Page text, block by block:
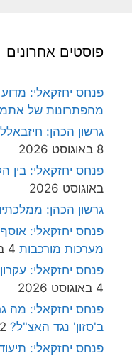
פוסטים אחרונים
פנחס יחזקאלי:
מהפתרונות של
גרשון הכהן:
8 באוגוסט 2026
פנחס יחזקאלי: בין
באוגוסט 2026
גרשון הכהן:
פנחס יחזקאלי:
מערכות מורכבות 4 באוגוסט 2026
פנחס יחזקאלי:
4 באוגוסט 2026
פנחס יחזקאלי: מה
ב'סזון' נגד האצ"ל? 2 באוגוסט 2026
פנחס יחזקאלי: